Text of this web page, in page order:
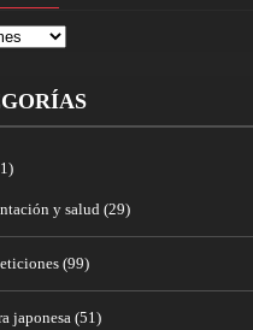
y salud(29)
(99)
japonesa (51)